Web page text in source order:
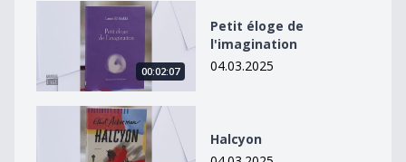
Petit éloge de l&#039;imagination
00:02:07
Petit éloge de
l'imagination
04.03.2025
Halcyon
Halcyon